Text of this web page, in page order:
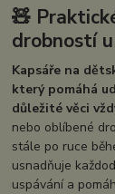
🧸
drobností
Kapsáře na
který pomáhá
důležité věci
nebo oblíbené
stále po ruce
usnadňuje
uspávání a